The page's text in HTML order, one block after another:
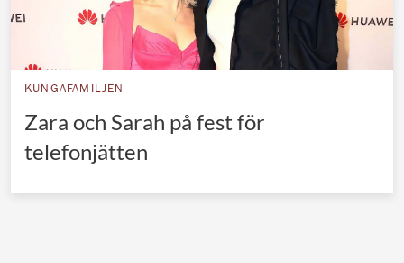
KUNGAFAMILJEN
Zara och Sarah på fest för
telefonjätten